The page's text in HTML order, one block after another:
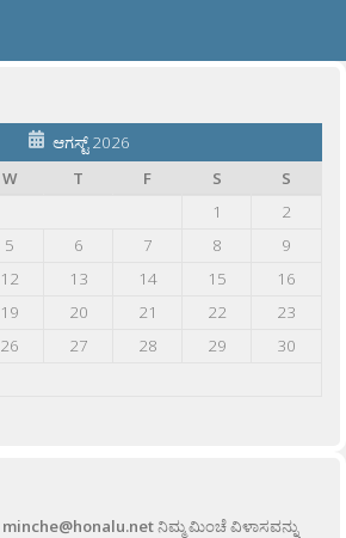
ಆಗಸ್ಟ್ 2026
W T F S
S
1
2
5 6 7 8
9
12 13 14 15
16
19 20 21 22
23
26 27 28 29
30
minche@honalu.netನಿಮ್ಮ ಮಿಂಚೆ ವಿಳಾಸವನ್ನು